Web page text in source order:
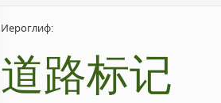
Иероглиф:
道路标记